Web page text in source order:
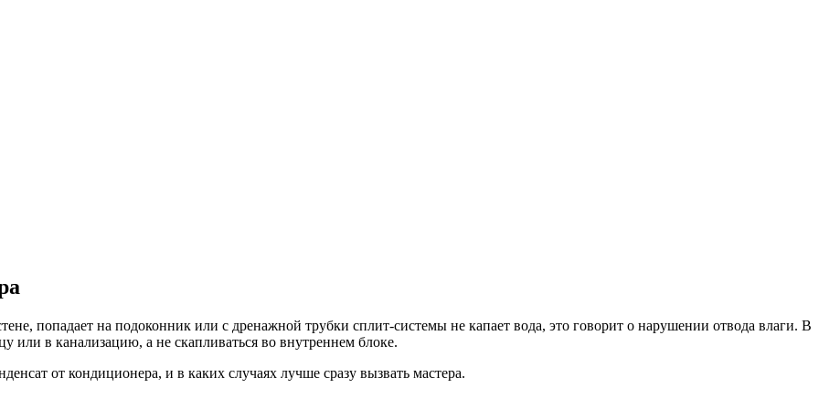
попадает на подоконник или с дренажной трубки сплит-системы не капает вода, это говорит о нарушении отвода влаги. В
или в канализацию, а не скапливаться во внутреннем блоке.
от кондиционера, и в каких случаях лучше сразу вызвать мастера.